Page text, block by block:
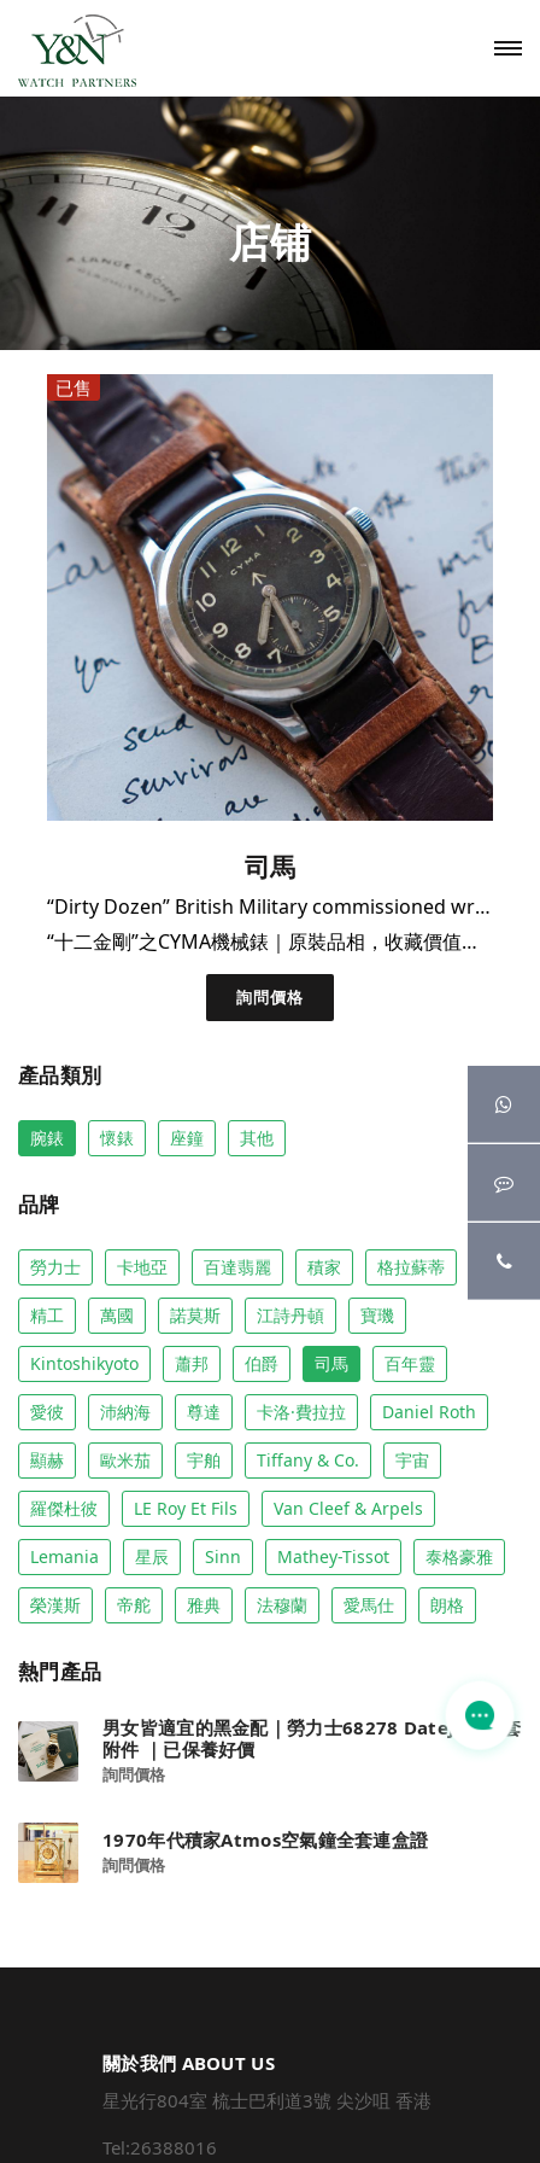
店铺
已售
司馬
“Dirty Dozen” British Military commissioned wristwatch
“十二金剛”之CYMA機械錶｜原裝品相，收藏價值極高
詢問價格
產品類別
腕錶 懷錶 座鐘 其他
品牌
勞力士 卡地亞 百達翡麗 積家 格拉蘇蒂
精工 萬國 諾莫斯 江詩丹頓 寶璣
Kintoshikyoto 蕭邦 伯爵 司馬 百年靈
愛彼 沛納海 尊達 卡洛·費拉拉 Daniel Roth
顯赫 歐米茄 宇舶 Tiffany & Co. 宇宙
羅傑杜彼 LE Roy Et Fils Van Cleef & Arpels
Lemania 星辰 Sinn Mathey-Tissot 泰格豪雅
榮漢斯 帝舵 雅典 法穆蘭 愛馬仕 朗格
熱門產品
男女皆適宜的黑金配｜勞力士68278 Datejust全套
附件 ｜已保養好價
詢問價格
1970年代積家Atmos空氣鐘全套連盒證
詢問價格
關於我們 ABOUT US
星光行804室 梳士巴利道3號 尖沙咀 香港
Tel:26388016